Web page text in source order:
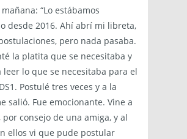
“Lo estábamos
desde 2016. Ahí abrí mi libreta,
pero nada pasaba.
la platita que se necesitaba y
leer lo que se necesitaba para el
Postulé tres veces y a la
salió. Fue emocionante. Vine a
por consejo de una amiga, y al
ellos vi que pude postular